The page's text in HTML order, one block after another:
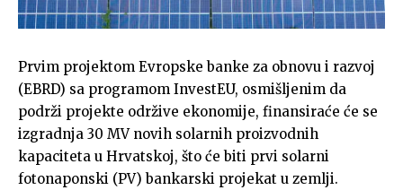
Prvim projektom Evropske banke za obnovu i razvoj
(EBRD) sa programom InvestEU, osmišljenim da
podrži projekte održive ekonomije, finansiraće će se
izgradnja 30 MV novih solarnih proizvodnih
kapaciteta u Hrvatskoj, što će biti prvi solarni
fotonaponski (PV) bankarski projekat u zemlji.